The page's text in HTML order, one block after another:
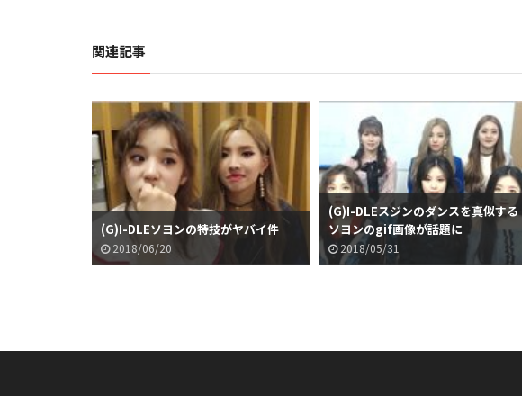
関連記事
(G)I-DLEソヨンの特技がヤバイ件
2018/06/20
(G)I-DLEスジンのダンスを真似する
ソヨンのgif画像が話題に
2018/05/31